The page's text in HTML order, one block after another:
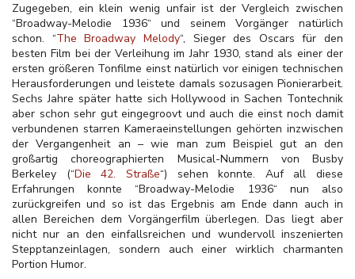
Zugegeben, ein klein wenig unfair ist der Vergleich zwischen
“Broadway-Melodie 1936“ und seinem Vorgänger natürlich
schon. “The Broadway Melody“, Sieger des Oscars für den
besten Film bei der Verleihung im Jahr 1930, stand als einer der
ersten größeren Tonfilme einst natürlich vor einigen technischen
Herausforderungen und leistete damals sozusagen Pionierarbeit.
Sechs Jahre später hatte sich Hollywood in Sachen Tontechnik
aber schon sehr gut eingegroovt und auch die einst noch damit
verbundenen starren Kameraeinstellungen gehörten inzwischen
der Vergangenheit an – wie man zum Beispiel gut an den
großartig choreographierten Musical-Nummern von Busby
Berkeley (“Die 42. Straße“) sehen konnte. Auf all diese
Erfahrungen konnte “Broadway-Melodie 1936“ nun also
zurückgreifen und so ist das Ergebnis am Ende dann auch in
allen Bereichen dem Vorgängerfilm überlegen. Das liegt aber
nicht nur an den einfallsreichen und wundervoll inszenierten
Stepptanzeinlagen, sondern auch einer wirklich charmanten
Portion Humor.